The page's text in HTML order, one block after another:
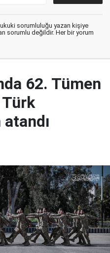
sorumluluğu yazan kişiye
sorumlu değildir. Her bir yorum
62. Tümen
Türk